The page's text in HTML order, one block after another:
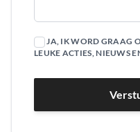
JA, IK WORD GRAAG OP DE HOOGTE GEHOUDEN VAN
LEUKE ACTIES, NIEUWS